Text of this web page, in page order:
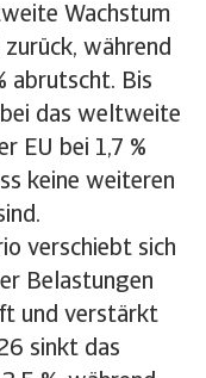
Wachstum
während
abrutscht. Bis
das weltweite
EU bei 1,7 %
keine weiteren
verschiebt sich
Belastungen
und verstärkt
sinkt das